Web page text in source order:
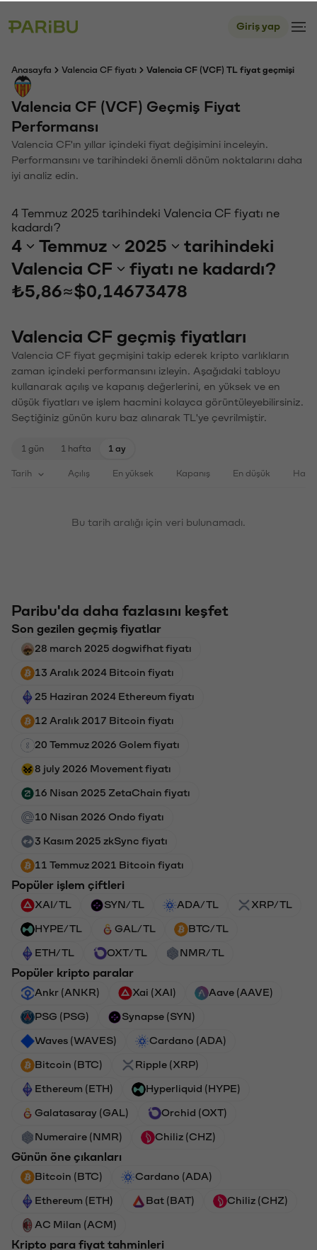
Giriş yap
Anasayfa Valencia CF fiyatı Valencia CF (VCF) TL fiyat geçmişi
Valencia CF (VCF) Geçmiş Fiyat
Performansı
Valencia CF'ın yıllar içindeki fiyat değişimini inceleyin.
Performansını ve tarihindeki önemli dönüm noktalarını daha
iyi analiz edin.
4 Temmuz 2025 tarihindeki Valencia CF fiyatı ne
kadardı?
4 Temmuz 2025
tarihindeki
Valencia CF
fiyatı ne kadardı?
₺5,86≈$0,14673478
Valencia CF geçmiş fiyatları
Valencia CF fiyat geçmişini takip ederek kripto varlıkların
zaman içindeki performansını izleyin. Aşağıdaki tabloyu
kullanarak açılış ve kapanış değerlerini, en yüksek ve en
düşük fiyatları ve işlem hacmini kolayca görüntüleyebilirsiniz.
Seçtiğiniz günün kuru baz alınarak TL'ye çevrilmiştir.
1 gün 1 hafta 1 ay
Tarih Açılış En yüksek Kapanış En düşük
Bu tarih aralığı için veri bulunamadı.
Paribu'da daha fazlasını keşfet
Son gezilen geçmiş fiyatlar
28 march 2025 dogwifhat fiyatı
13 Aralık 2024 Bitcoin fiyatı
25 Haziran 2024 Ethereum fiyatı
12 Aralık 2017 Bitcoin fiyatı
20 Temmuz 2026 Golem fiyatı
8 july 2026 Movement fiyatı
16 Nisan 2025 ZetaChain fiyatı
10 Nisan 2026 Ondo fiyatı
3 Kasım 2025 zkSync fiyatı
11 Temmuz 2021 Bitcoin fiyatı
Popüler işlem çiftleri
XAI/TL SYN/TL ADA/TL XRP/TL
HYPE/TL GAL/TL BTC/TL
ETH/TL OXT/TL NMR/TL
Popüler kripto paralar
Ankr (ANKR) Xai (XAI) Aave (AAVE)
PSG (PSG) Synapse (SYN)
Waves (WAVES) Cardano (ADA)
Bitcoin (BTC) Ripple (XRP)
Ethereum (ETH) Hyperliquid (HYPE)
Galatasaray (GAL) Orchid (OXT)
Numeraire (NMR) Chiliz (CHZ)
Günün öne çıkanları
Bitcoin (BTC) Cardano (ADA)
Ethereum (ETH) Bat (BAT) Chiliz (CHZ)
AC Milan (ACM)
Kripto para fiyat tahminleri